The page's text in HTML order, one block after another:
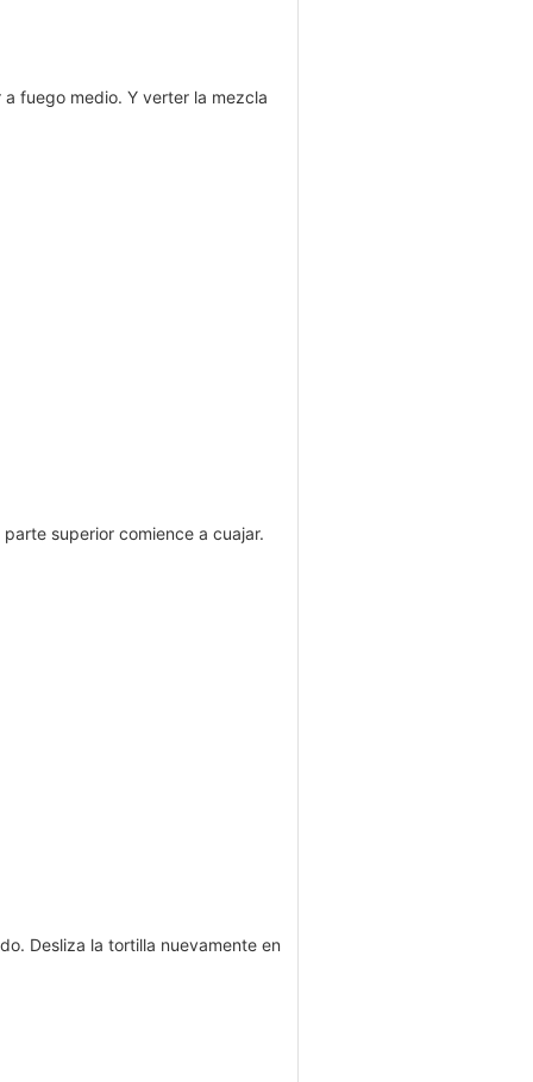
fuego medio. Y verter la mezcla
superior comience a cuajar.
Desliza la tortilla nuevamente en